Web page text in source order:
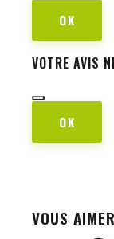
OK
VOTRE AVIS
OK
VOUS